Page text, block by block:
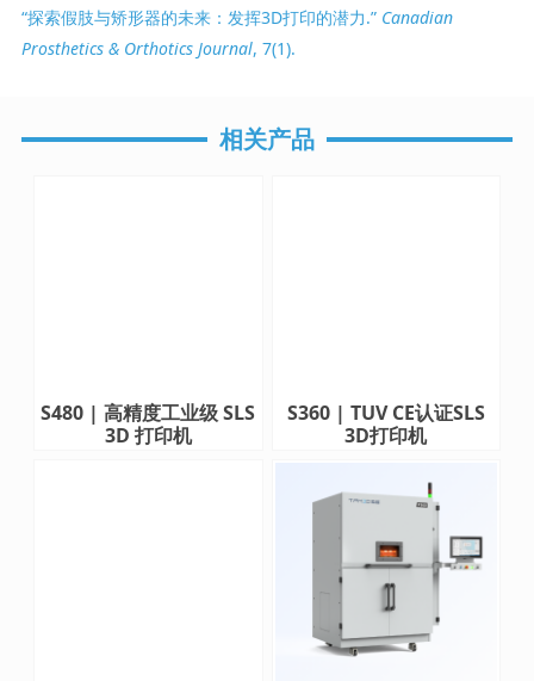
“探索假肢与矫形器的未来：发挥3D打印的潜力.” Canadian
Prosthetics & Orthotics Journal, 7(1).
相关产品
S480 | 高精度工业级 SLS
3D 打印机
S360 | TUV CE认证SLS
3D打印机